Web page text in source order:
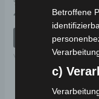
Bewertet
0
49,00
IN DEN
VM4 NEO
Betroffene
c)